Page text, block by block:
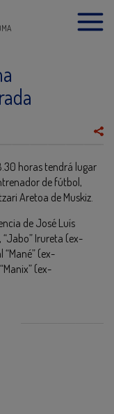
horas tendrá lugar
de fútbol,
Aretoa de Muskiz.
de José Luís
Irureta (ex-
(ex-
(ex-